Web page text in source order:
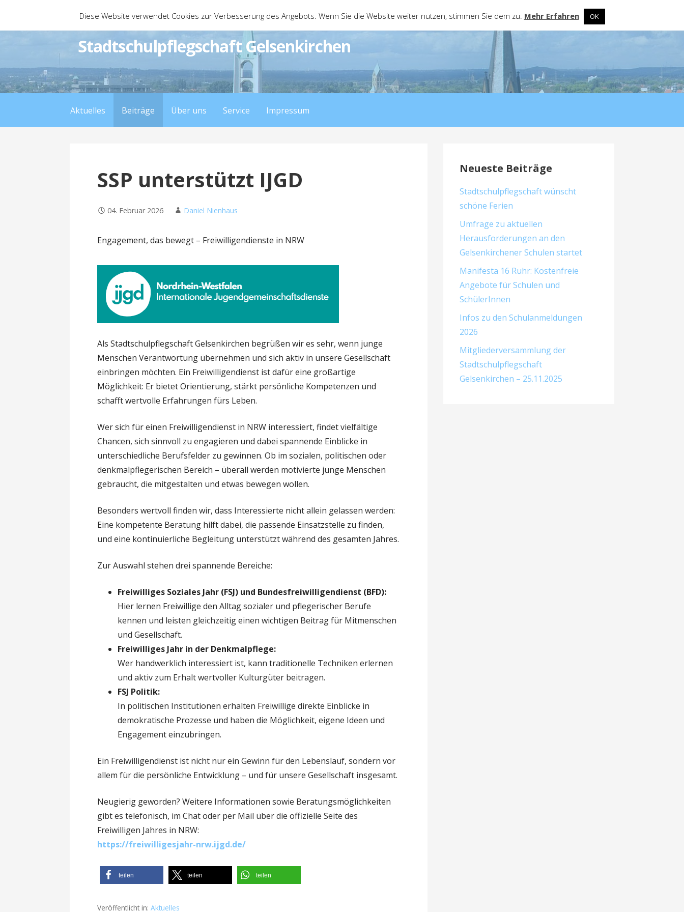
Stadtschulpflegschaft Gelsenkirchen
Aktuelles Beiträge Über uns Service Impressum
SSP unterstützt IJGD
04. Februar 2026 Daniel Nienhaus
Engagement, das bewegt – Freiwilligendienste in NRW
Als Stadtschulpflegschaft Gelsenkirchen begrüßen wir es sehr, wenn junge
Menschen Verantwortung übernehmen und sich aktiv in unsere Gesellschaft
einbringen möchten. Ein Freiwilligendienst ist dafür eine großartige
Möglichkeit: Er bietet Orientierung, stärkt persönliche Kompetenzen und
schafft wertvolle Erfahrungen fürs Leben.
Wer sich für einen Freiwilligendienst in NRW interessiert, findet vielfältige
Chancen, sich sinnvoll zu engagieren und dabei spannende Einblicke in
unterschiedliche Berufsfelder zu gewinnen. Ob im sozialen, politischen oder
denkmalpflegerischen Bereich – überall werden motivierte junge Menschen
gebraucht, die mitgestalten und etwas bewegen wollen.
Besonders wertvoll finden wir, dass Interessierte nicht allein gelassen werden:
Eine kompetente Beratung hilft dabei, die passende Einsatzstelle zu finden,
und eine kontinuierliche Begleitung unterstützt während des gesamten Jahres.
Zur Auswahl stehen drei spannende Bereiche:
Freiwilliges Soziales Jahr (FSJ) und Bundesfreiwilligendienst (BFD):
Hier lernen Freiwillige den Alltag sozialer und pflegerischer Berufe
kennen und leisten gleichzeitig einen wichtigen Beitrag für Mitmenschen
und Gesellschaft.
Freiwilliges Jahr in der Denkmalpflege:
Wer handwerklich interessiert ist, kann traditionelle Techniken erlernen
und aktiv zum Erhalt wertvoller Kulturgüter beitragen.
FSJ Politik:
In politischen Institutionen erhalten Freiwillige direkte Einblicke in
demokratische Prozesse und haben die Möglichkeit, eigene Ideen und
Engagement einzubringen.
Ein Freiwilligendienst ist nicht nur ein Gewinn für den Lebenslauf, sondern vor
allem für die persönliche Entwicklung – und für unsere Gesellschaft insgesamt.
Neugierig geworden? Weitere Informationen sowie Beratungsmöglichkeiten
gibt es telefonisch, im Chat oder per Mail über die offizielle Seite des
Freiwilligen Jahres in NRW:
https://freiwilligesjahr-nrw.ijgd.de/
teilen teilen teilen
Veröffentlicht in:Aktuelles
Neueste Beiträge
Stadtschulpflegschaft wünscht
schöne Ferien
Umfrage zu aktuellen
Herausforderungen an den
Gelsenkirchener Schulen startet
Manifesta 16 Ruhr: Kostenfreie
Angebote für Schulen und
SchülerInnen
Infos zu den Schulanmeldungen
2026
Mitgliederversammlung der
Stadtschulpflegschaft
Gelsenkirchen – 25.11.2025
Diese Website verwendet Cookies zur Verbesserung des Angebots. Wenn Sie die Website weiter nutzen, stimmen Sie dem zu. Mehr Erfahren OK